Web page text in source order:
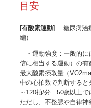
目安
[有酸素運動] 糖尿病治
編）
・運動強度：一般的に
倍に相当する運動）の有
最大酸素摂取量（
中の心拍数で判断する
～120拍/分、50歳以上で
ただし、不整脈や自律